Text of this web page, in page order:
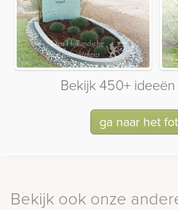
Bekijk 450+
ga naar het
Bekijk ook onze